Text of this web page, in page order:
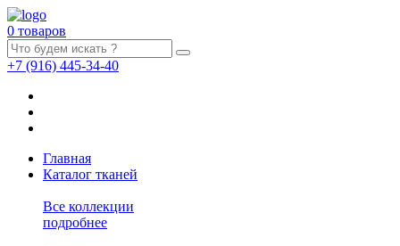
0 товаров
+7 (916) 445-34-40
Главная
Каталог тканей
Все коллекции
подробнее